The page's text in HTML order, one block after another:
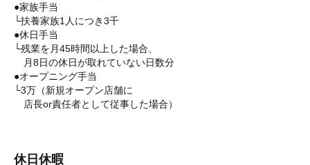
●家族手当
└扶養家族1人につき3千
●休日手当
└残業を月45時間以上した場合、
月8日の休日が取れていない日数分
●オープニング手当
└3万（新規オープン店舗に
店長or責任者として従事した場合）
休日休暇